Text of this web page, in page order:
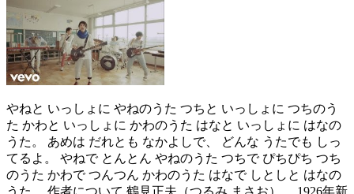
やねと いっしょに やねのうた つちと いっしょに つちのう
た かわと いっしょに かわのうた はなと いっしょに はなの
うた。 あめは だれとも なかよしで、 どんな うたでも しっ
てるよ。 やねで とんとん やねのうた つちで ぴちぴち つち
のうた かわで つんつん かわのうた はなで しとしと はなの
うた。 作者について 鶴見正夫（つるみ まさお）。 1926年新